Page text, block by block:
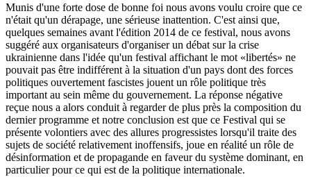
Munis d'une forte dose de bonne foi nous avons voulu croire que ce
n'était qu'un dérapage, une sérieuse inattention. C'est ainsi que,
quelques semaines avant l'édition 2014 de ce festival, nous avons
suggéré aux organisateurs d'organiser un débat sur la crise
ukrainienne dans l'idée qu'un festival affichant le mot «libertés» ne
pouvait pas être indifférent à la situation d'un pays dont des forces
politiques ouvertement fascistes jouent un rôle politique très
important au sein même du gouvernement. La réponse négative
reçue nous a alors conduit à regarder de plus près la composition du
dernier programme et notre conclusion est que ce Festival qui se
présente volontiers avec des allures progressistes lorsqu'il traite des
sujets de société relativement inoffensifs, joue en réalité un rôle de
désinformation et de propagande en faveur du système dominant, en
particulier pour ce qui est de la politique internationale.